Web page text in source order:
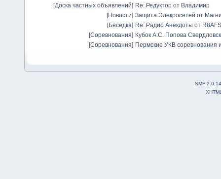
[Доска частных объявлений] Re: Редуктор от Владимир
[Новости] Защита Элекросетей от
[Беседка] Re: Радио Анекдоты от R8AFS
[Соревнования] Кубок А.С. Попова
[Соревнования] Пермские УКВ соревнования
SMF 2.0.14